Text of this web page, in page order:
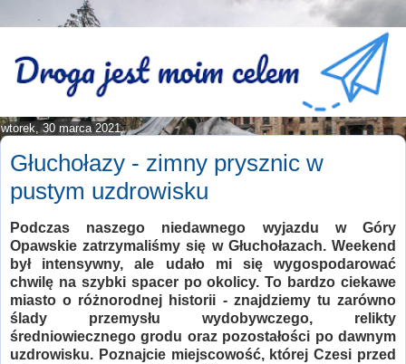
wtorek, 30 marca 2021
Głuchołazy - zimny prysznic w
pustym uzdrowisku
Podczas naszego niedawnego wyjazdu w Góry
Opawskie zatrzymaliśmy się w Głuchołazach. Weekend
był intensywny, ale udało mi się wygospodarować
chwilę na szybki spacer po okolicy. To bardzo ciekawe
miasto o różnorodnej historii - znajdziemy tu zarówno
ślady przemysłu wydobywczego, relikty
średniowiecznego grodu oraz pozostałości po dawnym
uzdrowisku. Poznajcie miejscowość, której Czesi przed